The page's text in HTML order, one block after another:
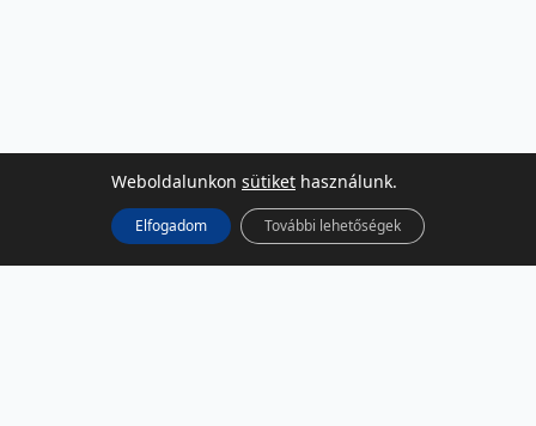
Weboldalunkon sütiket használunk.
Elfogadom További lehetőségek